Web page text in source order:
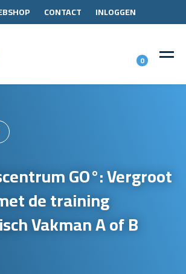
CONTACT INLOGGEN
0
GO°: Vergroot
de training
Vakman A of B